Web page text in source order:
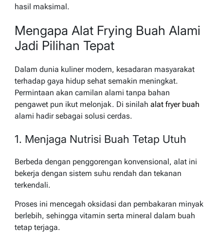
hasil maksimal.
Mengapa Alat Frying Buah Alami
Jadi Pilihan Tepat
Dalam dunia kuliner modern, kesadaran masyarakat
terhadap gaya hidup sehat semakin meningkat.
Permintaan akan camilan alami tanpa bahan
pengawet pun ikut melonjak. Di sinilah alat fryer buah
alami hadir sebagai solusi cerdas.
1. Menjaga Nutrisi Buah Tetap Utuh
Berbeda dengan penggorengan konvensional, alat ini
bekerja dengan sistem suhu rendah dan tekanan
terkendali.
Proses ini mencegah oksidasi dan pembakaran minyak
berlebih, sehingga vitamin serta mineral dalam buah
tetap terjaga.